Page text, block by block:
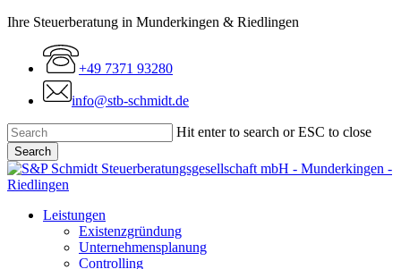
Skip
content
Ihre Steuerberatung in Munderkingen & Riedlingen
+49 7371 93280
info@stb-schmidt.de
Hit enter to search or ESC to close
Search
Close
Search
Menu
Leistungen
Existenzgründung
Unternehmensplanung
Controlling